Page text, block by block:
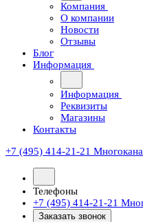
Компания
О компании
Новости
Отзывы
Блог
Информация
Информация
Реквизиты
Магазины
Контакты
+7 (495) 414-21-21
Телефоны
+7 (495) 414-21-21
Заказать звонок